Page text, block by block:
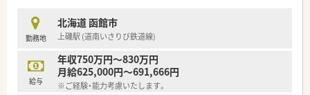
■会計年度任用職員としての募集であるため期間を定めて集中
してスキルアップを図りたい方に最適です。
■幅広い診療科の処方に関わることで薬剤師としての臨床経験
が豊かになり、日々の業務を通じて自身の成長を実感できます。
勤務地
北海道 函館市
上磯駅 (道南いさりび鉄道線)
給与
年収750万円～830万円
月給625,000円～691,666円
※ご経験・能力考慮いたします。